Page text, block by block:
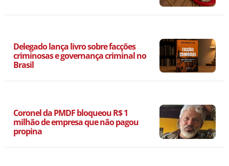
Delegado lança livro sobre facções
criminosas e governança criminal no
Brasil
Coronel da PMDF bloqueou R$ 1
milhão de empresa que não pagou
propina